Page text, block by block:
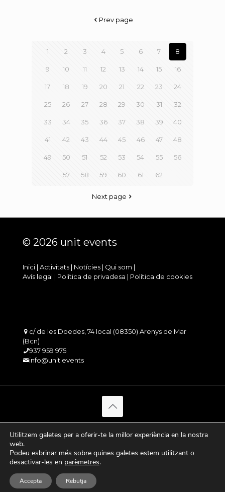
Prev page
1 2 3 4 5 6 7 8
9 10 11 12 13 14 15 16
17 18 19 20 21 22 23 24
25 26 27 28 29 30 31 32
33 34 35 36 37 38 39 40
41 42 43 44 45 46 47 48
49 50 51 52 53 54 55 56
57 58 59 60 61 62
Next page
© 2026 unit events
Inici | Activitats | Notícies | Qui som |
Avís legal | Política de privadesa | Política de cookies
c/ de les Doedes, 74 local (08350) Arenys de Mar
(Bcn)
937 959 975
info@unit.events
Utilitzem galetes per a oferir-te la millor experiència en la nostra
web.
Podeu esbrinar més sobre quines galetes estem utilitzant o
desactivar-les en parèmetres.
Accepta Rebutja